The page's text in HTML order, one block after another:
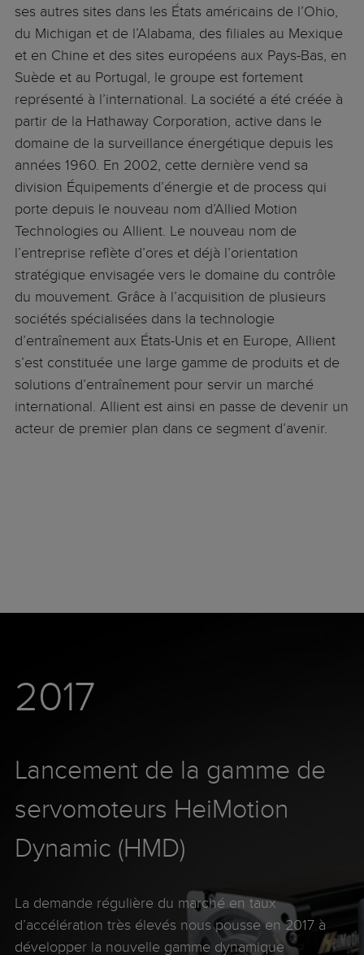
ses autres sites dans les États américains de l’Ohio,
du Michigan et de l’Alabama, des filiales au Mexique
et en Chine et des sites européens aux Pays-Bas, en
Suède et au Portugal, le groupe est fortement
représenté à l’international. La société a été créée à
partir de la Hathaway Corporation, active dans le
domaine de la surveillance énergétique depuis les
années 1960. En 2002, cette dernière vend sa
division Équipements d’énergie et de process qui
porte depuis le nouveau nom d’Allied Motion
Technologies ou Allient. Le nouveau nom de
l’entreprise reflète d’ores et déjà l’orientation
stratégique envisagée vers le domaine du contrôle
du mouvement. Grâce à l’acquisition de plusieurs
sociétés spécialisées dans la technologie
d’entraînement aux États-Unis et en Europe, Allient
s’est constituée une large gamme de produits et de
solutions d’entraînement pour servir un marché
international. Allient est ainsi en passe de devenir un
acteur de premier plan dans ce segment d’avenir.
2017
Lancement de la gamme de
servomoteurs HeiMotion
Dynamic (HMD)
La demande régulière du marché en taux
d’accélération très élevés nous pousse en 2017 à
développer la nouvelle gamme dynamique